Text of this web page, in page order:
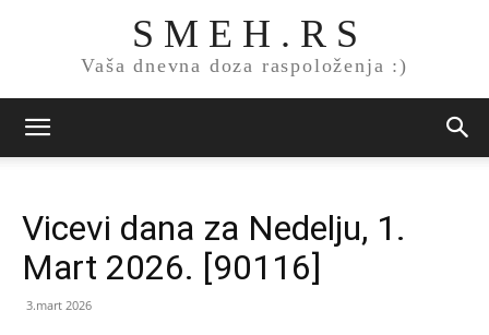
S M E H . R S
Vaša dnevna doza raspoloženja :)
Vicevi dana za Nedelju, 1.
Mart 2026. [90116]
3.mart 2026